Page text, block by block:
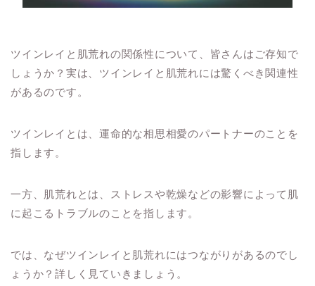
ツインレイと肌荒れの関係性について、皆さんはご存知で
しょうか？実は、ツインレイと肌荒れには驚くべき関連性
があるのです。
ツインレイとは、運命的な相思相愛のパートナーのことを
指します。
一方、肌荒れとは、ストレスや乾燥などの影響によって肌
に起こるトラブルのことを指します。
では、なぜツインレイと肌荒れにはつながりがあるのでし
ょうか？詳しく見ていきましょう。